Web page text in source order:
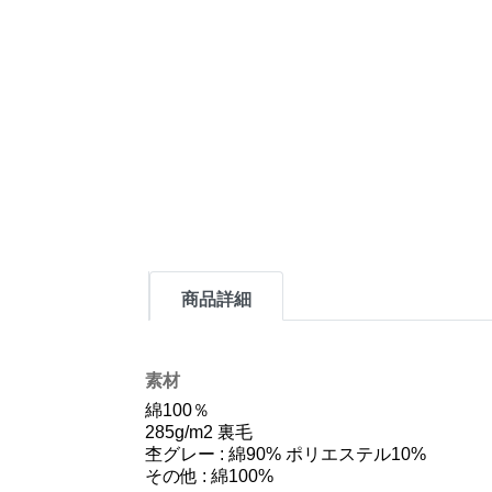
商品詳細
素材
綿100％
285g/m2 裏毛
杢グレー : 綿90% ポリエステル10%
その他 : 綿100%